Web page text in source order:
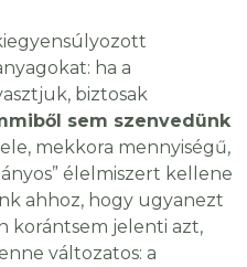
ha a
biztosak
sem szenvedünk
mekkora mennyiségű,
élelmiszert kellene
ahhoz, hogy ugyanezt
korántsem jelenti azt,
változatos: a